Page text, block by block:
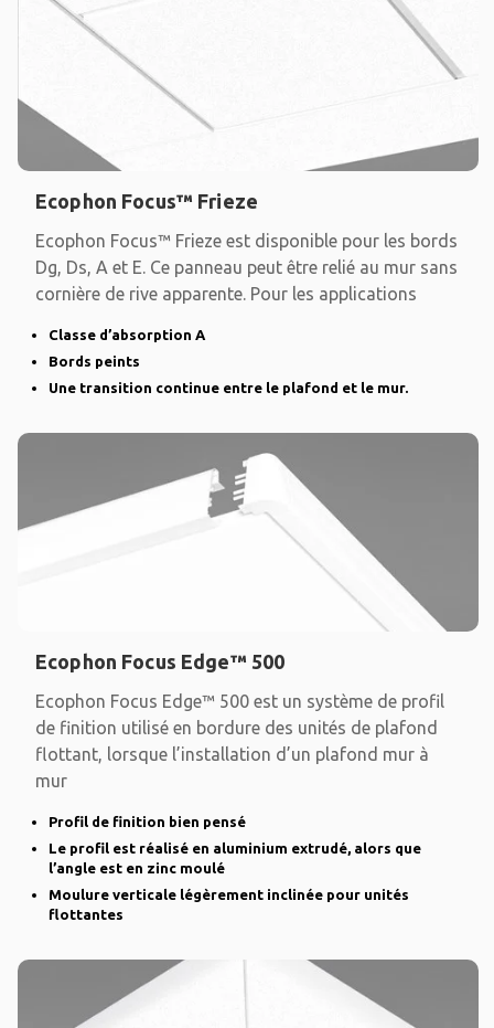
Ecophon Focus™ Frieze
Ecophon Focus™ Frieze est disponible pour les bords
Dg, Ds, A et E. Ce panneau peut être relié au mur sans
cornière de rive apparente. Pour les applications
Classe d’absorption A
Bords peints
Une transition continue entre le plafond et le mur.
Ecophon Focus Edge™ 500
Ecophon Focus Edge™ 500 est un système de profil
de finition utilisé en bordure des unités de plafond
flottant, lorsque l’installation d’un plafond mur à
mur
Profil de finition bien pensé
Le profil est réalisé en aluminium extrudé, alors que
l’angle est en zinc moulé
Moulure verticale légèrement inclinée pour unités
flottantes